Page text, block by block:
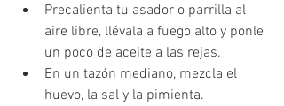
Precalienta tu asador o parrilla al
aire libre, llévala a fuego alto y ponle
un poco de aceite a las rejas.
En un tazón mediano, mezcla el
huevo, la sal y la pimienta.